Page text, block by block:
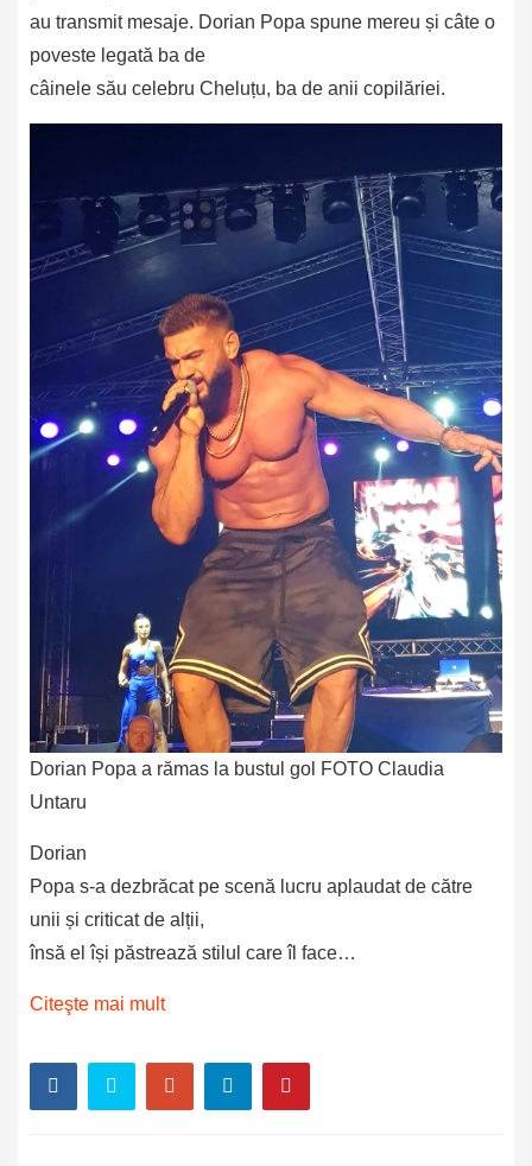
au transmit mesaje. Dorian Popa spune mereu și câte o
poveste legată ba de
câinele său celebru Cheluțu, ba de anii copilăriei.
Dorian Popa a rămas la bustul gol FOTO Claudia
Untaru
Dorian
Popa s-a dezbrăcat pe scenă lucru aplaudat de către
unii și criticat de alții,
însă el își păstrează stilul care îl face…
Citeşte mai mult